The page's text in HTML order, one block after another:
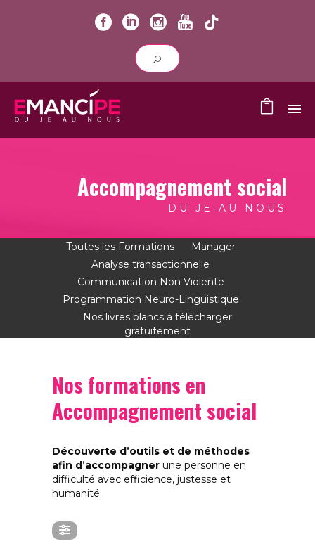
Accompagnement social
DU JE AU NOUS
Toutes les Formations
Manager
Analyse transactionnelle
Communication Non Violente
Programmation Neuro-Linguistique
Nos livres blancs à télécharger
gratuitement
Nos formations en
Accompagnement social
Découverte d’outils et de méthodes
afin d’accompagner une personne en
difficulté avec efficience, justesse et
humanité.